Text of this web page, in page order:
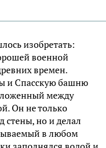
изобретать:
военной
времен.
и Спасскую башню
между
Он не только
стены, но и делал
в любом